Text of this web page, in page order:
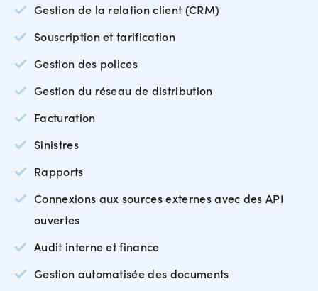
Gestion de la relation client (CRM)
Souscription et tarification
Gestion des polices
Gestion du réseau de distribution
Facturation
Sinistres
Rapports
Connexions aux sources externes avec des API
ouvertes
Audit interne et finance
Gestion automatisée des documents